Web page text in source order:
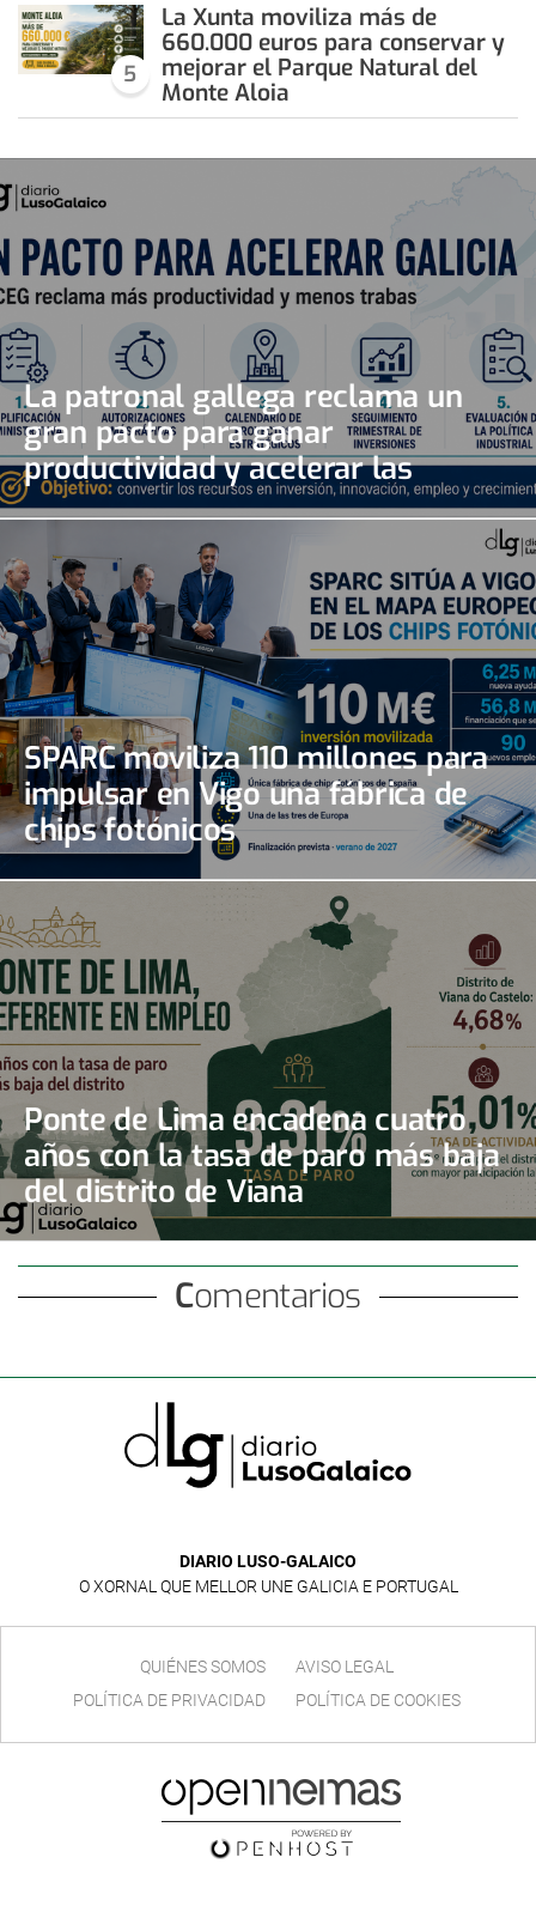
5
La Xunta moviliza más de
660.000 euros para conservar y
mejorar el Parque Natural del
Monte Aloia
La patronal gallega reclama un
gran pacto para ganar
productividad y acelerar las
inversiones
SPARC moviliza 110 millones para
impulsar en Vigo una fábrica de
chips fotónicos
Ponte de Lima encadena cuatro
años con la tasa de paro más baja
del distrito de Viana
Comentarios
DIARIO LUSO-GALAICO
O XORNAL QUE MELLOR UNE GALICIA E PORTUGAL
QUIÉNES SOMOS
AVISO LEGAL
POLÍTICA DE PRIVACIDAD
POLÍTICA DE COOKIES